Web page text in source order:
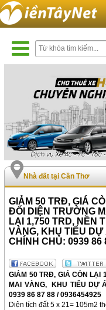
Nhà đất tại Cần Thơ
GIẢM 50 TRĐ, GIÁ
ĐỐI DIỆN TRƯỜNG
LẠI 1,750 TRD, NỀN
VÀNG, KHU TIỂU
CHÍNH CHỦ: 0939 86
GIẢM 50 TRĐ, GIÁ CÒN LẠI
MAI VÀNG,
KHU TIỂU DỰ
0939 86 87 88 / 0936454925
Diện tích đất 5 x 21= 105m2